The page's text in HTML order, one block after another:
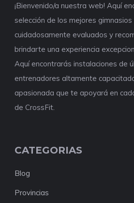
¡Bienvenido/a nuestra web! Aquí
selección de los mejores
cuidadosamente evaluados y
brindarte una experiencia
Aquí encontrarás instalaciones de
entrenadores altamente
apasionada que te apoyará en
de CrossFit.
CATEGORIAS
Blog
Provincias